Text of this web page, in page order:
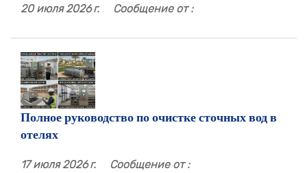
20 июля 2026 г. Сообщение от :
Полное руководство по очистке сточных вод в
отелях
17 июля 2026 г. Сообщение от :